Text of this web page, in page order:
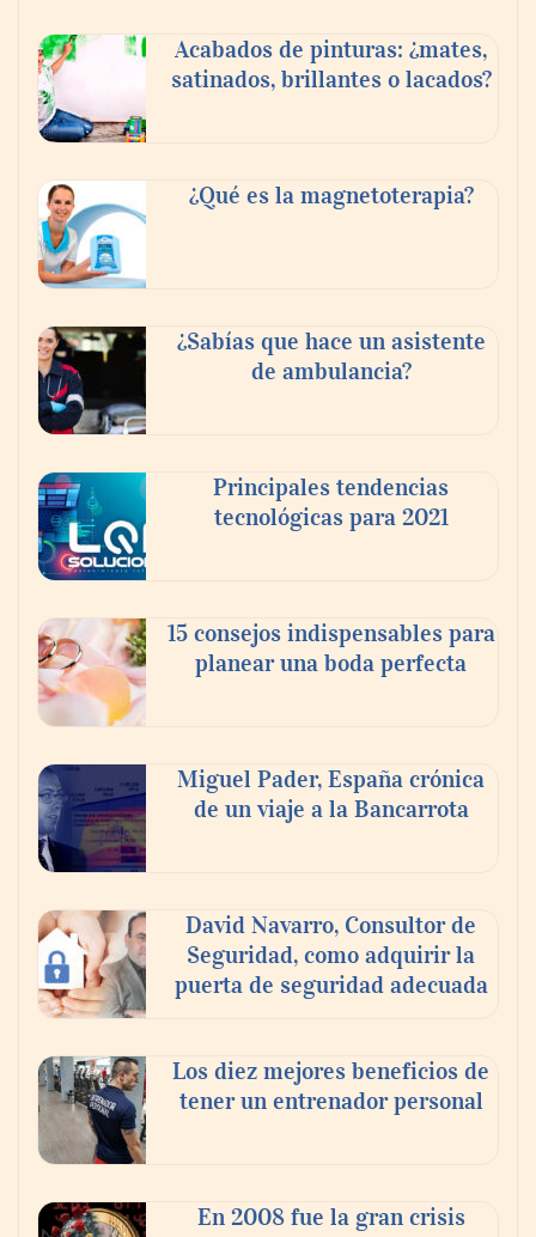
buscan proyectar talento mexicano y
fortalecer el turismo médico
En el Día de la Cerveza, Grupo Modelo
mundo elige para reunirse: 7 de cada 10 la
escogen
compromiso para el eclipse solar del 12 de
agosto
‘El ransomware se puede vencer. No
Ricardo Palacio Escobar
Acabados de pinturas: ¿mates,
satinados, brillantes o lacados?
¿Qué es la magnetoterapia?
¿Sabías que hace un asistente
de ambulancia?
Principales tendencias
tecnológicas para 2021
15 consejos indispensables para
planear una boda perfecta
Miguel Pader, España crónica
de un viaje a la Bancarrota
David Navarro, Consultor de
Seguridad, como adquirir la
puerta de seguridad adecuada
Los diez mejores beneficios de
tener un entrenador personal
En 2008 fue la gran crisis